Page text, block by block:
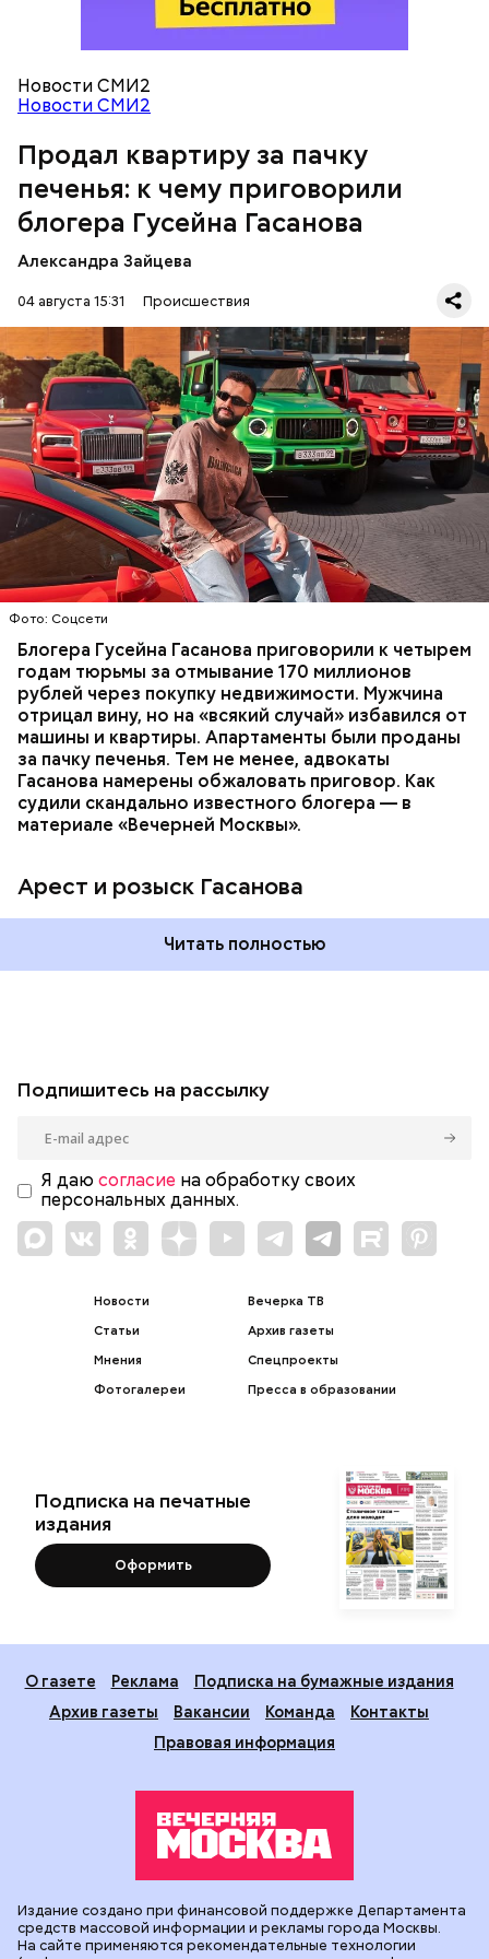
Новости СМИ2
Новости СМИ2
Продал квартиру за пачку
печенья: к чему приговорили
блогера Гусейна Гасанова
Александра Зайцева
04 августа 15:31 Происшествия
Фото: Соцсети
Блогера Гусейна Гасанова приговорили к четырем
годам тюрьмы за отмывание 170 миллионов
рублей через покупку недвижимости. Мужчина
отрицал вину, но на «всякий случай» избавился от
машины и квартиры. Апартаменты были проданы
за пачку печенья. Тем не менее, адвокаты
Гасанова намерены обжаловать приговор. Как
судили скандально известного блогера — в
материале «Вечерней Москвы».
Арест и розыск Гасанова
В мае 2025 года МВД РФ объявило в
международный розыскблогера Гусейна Гасанова.
В его отношении возбудили уголовное дело о
неуплате налогов и легализации преступных
доходов в особо крупном размере. В тот же день
мужчину заочно арестовали.
Фото: База розыска МВД РФ
чем 170 миллионов рублей. Эти деньги он якобы
распределил между родственниками и
собственными счетами.
Читать полностью
НАЛОГИ ПОИСК ЛЮДЕЙ ДЕНЬГИ
МВД
ГАСАН ГУСЕЙНОВ
Подпишитесь на рассылку
Я даю согласие на обработку своих
персональных данных.
Новости
Статьи
Мнения
Фотогалереи
Вечерка ТВ
Архив газеты
Спецпроекты
Пресса в образовании
Подписка на печатные
издания
Оформить
О газете Реклама
Подписка на бумажные издания
Архив газеты
Вакансии Команда
Контакты
Правовая информация
Издание создано при финансовой поддержке Департамента
средств массовой информации и рекламы города Москвы.
На сайте применяются рекомендательные технологии